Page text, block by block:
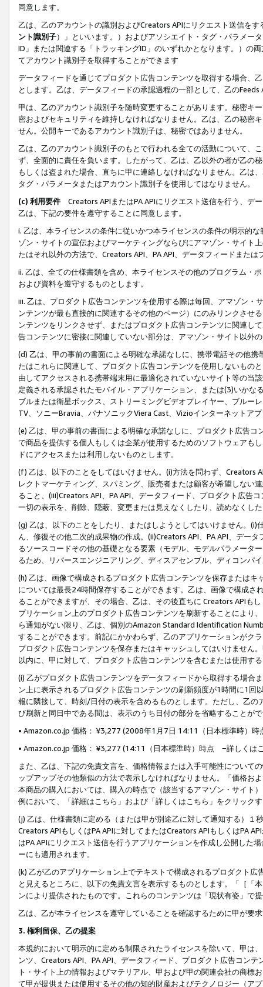
同意します。
乙は、乙のアカウントの識別およびCreators APIにリクエスト送信を
ント識別子）」といいます。）およびアソシエイト・タグ・パラメー
ID」または関連する「トラッキングID」のいずれかとなります。）の
てアカウント識別子を取得することができます
データフィードを通じてプロダクト広告コンテンツを取得する場合、
とします。乙は、データフィードの承認過程の一部として、乙の
甲は、乙のアカウント識別子を随時変更することがあります。秘密キ
密およびセキュリティを維持しなければなりません。乙は、乙の秘密
せん。公開キーであるアカウント識別子は、秘密ではありません。
乙は、乙のアカウント識別子のもとで行われる全ての活動について、
ず、全面的に責任を負います。したがって、乙は、乙以外の者が乙の
もしくは盗まれた場合、直ちに甲に連絡しなければなりません。乙は
タグ・パラメータまたはアカウント識別子を使用してはなりません。
(c) 利用要件 Creators APIまたはPA APIにリクエスト送信を行う、デ
乙は、下記の要件を遵守することに同意します。
i. 乙は、本ライセンスの条件に従いかつ本ライセンスの条件の明示的
ゾン・サイトの宣伝およびマーケティングならびにアマゾン・サイト
たはそれ以外の方法で、Creators API、PA API、データフィードまた
ii. 乙は、全ての仕様書類を含め、本ライセンスその他のプログラム・
および資料を遵守するものとします。
iii. 乙は、プロダクト広告コンテンツを使用する際は毎回、アマゾン
ンテンツが最も直接的に関連するその他のページ）にのみリンクさせ
ンテンツをリンクさせず、またはプロダクト広告コンテンツに関連し
告コンテンツに密接に関連していない部分は、アマゾン・サイト以外
(d) 乙は、甲の事前の書面による明確な承諾なしに、携帯電話その他
たはこれらに関連して、プロダクト広告コンテンツを使用しないもの
由してアクセスされる携帯端末用に最適化されていないサイト等の当
定義される承認されたモバイル・アプリケーション、または(3)いか
ブルまたは衛星ボックス、ストリーミングビデオプレイヤー、ブルー
TV、ソニーBravia、パナソニックViera Cast、Vizioインターネットア
(e) 乙は、甲の事前の書面による明確な承諾なしに、プロダクト広告
で商品を提供する個人もしくは企業が使用するためのソフトウェアも
ドにアクセスまたは利用しないものとします。
(f) 乙は、以下のことをしてはいけません。(i)方法を問わず、Creators
レクトマーケティング、スパミング、販売者または顧客が希望しない
ること、(iii)Creators API、PA API、データフィード、プロダクト広告
一切の表示を、削除、隠蔽、変更または見えなくしたり、読めなくし
(g) 乙は、以下のことをしたり、またはしようとしてはいけません。
ん、修復その他二次的成果物の作成。(ii)Creators API、PA API、デー
るソースコードその他の基礎となる要素（モデル、モデルパラメータ
るため、リバースエンジニアリング、ディスアセンブル、ディコンパ
(h) 乙は、画像で構成されるプロダクト広告コンテンツを保存または
については最長24時間保存することができます。乙は、画像で構成
ることができますが、その場合、乙は、その後直ちに Creators APIも
プリケーション上のプロダクト広告コンテンツを刷新することにより
ら通知がない限り、乙は、個別のAmazon Standard Identification
することができます。前記にかかわらず、乙のアプリケーションがク
プロダクト広告コンテンツを保存またはキャッシュしてはいけません
以内に、甲に対して、プロダクト広告コンテンツを含むまたは使用す
(i) 乙がプロダクト広告コンテンツをデータフィードから取得する場合
ン上に表示されるプロダクト広告コンテンツの刷新頻度が1時間に1
報に隣接して、時刻/日付の表示を含めるものとします。ただし、乙
び刷新と同日中である間は、表示のうち日付の部分を省略することが
• Amazon.co.jp 価格： ¥3,277 (2008年1月7日 14:11（日本標準時）
• Amazon.co.jp 価格： ¥3,277 (14:11（日本標準時）時点 −詳しくは
また、乙は、下記の免責文言を、価格情報または入手可能性について
ップアップその他類似の方法で表示しなければなりません。「価格
本商品の購入においては、購入の時点で（該当するアマゾン・サイト
例において、「詳細はこちら」および「詳しくはこちら」をクリック
(j) 乙は、仕様書類に定める（または甲が別途乙に対して通知する）
Creators APIもしくはPA APIに対してまたはCreators APIもしくはPA
はPA APIにリクエスト送信を行うアプリケーションを作成し公開した
ーにも適用されます。
(k) 乙が乙のアプリケーション上でテキストで構成されるプロダクト
と見えるところに、以下の免責文言を表示するものとします。「［「
ンにより提供されたものです。これらのコンテンツは「現状有姿」で
乙は、乙が本ライセンスを遵守していることを確認するために甲が要
3. 権利留保、乙の提案
本規約において明示的に定める制限されたライセンスを除いて、甲は
ンツ、Creators API、PA API、データフィード、プロダクト広告コン
ト・サイト上の情報およびマテリアル、甲および甲の関連会社の商
て甲が提供または使用するその他の知的財産およびテクノロジー（ア